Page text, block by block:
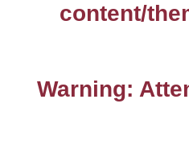
content/
Warning: